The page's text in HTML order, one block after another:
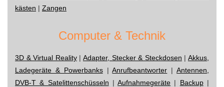
kästen | Zangen
Computer & Technik
3D & Virtual Reality|Adapter, Stecker & Steckdosen |Akkus,
Ladegeräte & Powerbanks|Anrufbeantworter |Antennen,
DVB-T & Satelittenschüsseln |Aufnahmegeräte | Backup|